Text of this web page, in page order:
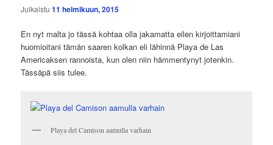
Julkaistu11 helmikuun, 2015
En nyt malta jo tässä kohtaa olla jakamatta eilen kirjoittamiani
huomioitani tämän saaren kolkan eli lähinnä Playa de Las
Americaksen rannoista, kun olen niin hämmentynyt jotenkin.
Tässäpä siis tulee.
Playa del Camison aamulla varhain